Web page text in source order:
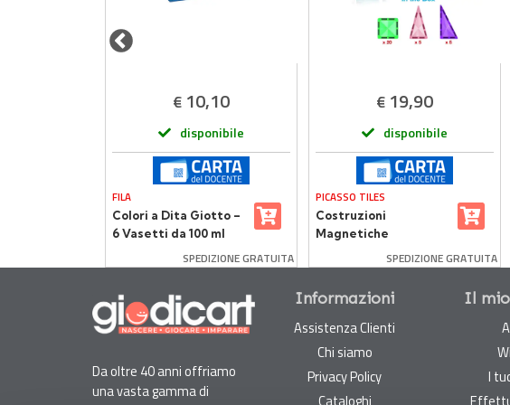
€ 10,10
disponibile
FILA
Colori a Dita Giotto –
6 Vasetti da 100 ml
SPEDIZIONE GRATUITA
€ 19,90
disponibile
PICASSO TILES
Costruzioni
Magnetiche
Tiles 30 Piastrelle
SPEDIZIONE GRATUITA
Da oltre 40 anni offriamo
una vasta gamma di
Informazioni
Assistenza Clienti
Chi siamo
Privacy Policy
Il
I